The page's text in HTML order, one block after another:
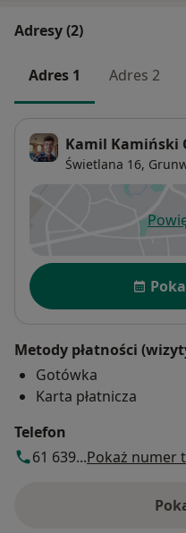
Adresy (2)
Adres 1 Adres 2
Kamil Kamiński
Świetlana 16,
Dostępność
Metody płatności
Gotówka
Karta płatnicza
Telefon
61 639...Pokaż numer